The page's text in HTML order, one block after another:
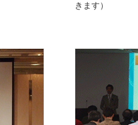
きます）